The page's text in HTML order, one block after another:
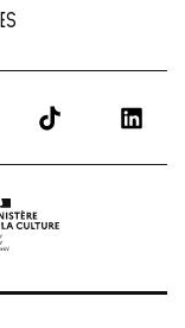
de la culture